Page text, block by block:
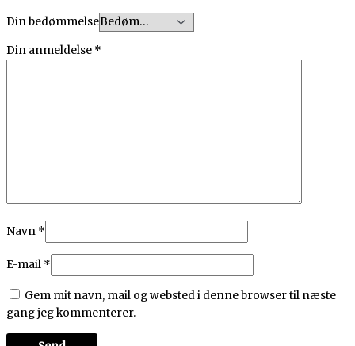
Din bedømmelse
Din anmeldelse *
Navn *
E-mail *
Gem mit navn, mail og websted i denne browser til næste
gang jeg kommenterer.